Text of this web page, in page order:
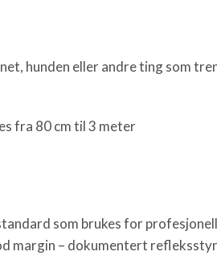
hunden eller andre ting som
fra 80 cm til 3 meter
som brukes for
margin – dokumentert